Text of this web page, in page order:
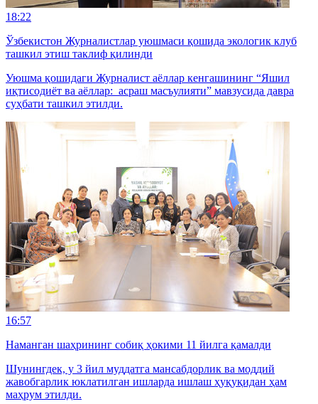
18:22
Ўзбекистон Журналистлар уюшмаси қошида экологик клуб
ташкил этиш таклиф қилинди
Уюшма қошидаги Журналист аёллар кенгашининг “Яшил
иқтисодиёт ва аёллар: асраш масъулияти” мавзусида давра
суҳбати ташкил этилди.
16:57
Наманган шаҳрининг собиқ ҳокими 11 йилга қамалди
Шунингдек, у 3 йил муддатга мансабдорлик ва моддий
жавобгарлик юклатилган ишларда ишлаш ҳуқуқидан ҳам
маҳрум этилди.